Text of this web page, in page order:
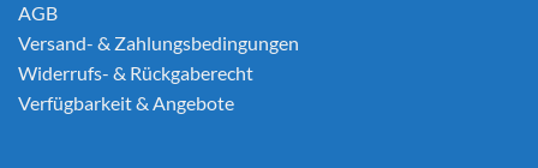
AGB
Versand- & Zahlungsbedingungen
Widerrufs- & Rückgaberecht
Verfügbarkeit & Angebote